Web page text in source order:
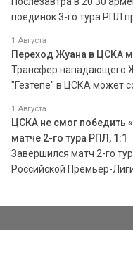
поединок 3-го тура РПЛ
1 Августа
Переход Жуана в ЦСКА
Трансфер нападающего
"Гезтепе" в ЦСКА может
1 Августа
ЦСКА не смог победить
матче 2-го тура РПЛ, 1:1
Завершился матч 2-го
Российской Премьер-